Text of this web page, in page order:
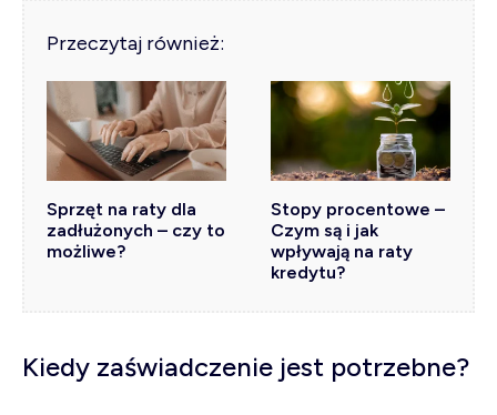
Przeczytaj również:
Sprzęt na raty dla
zadłużonych – czy to
możliwe?
Stopy procentowe –
Czym są i jak
wpływają na raty
kredytu?
Kiedy zaświadczenie jest potrzebne?